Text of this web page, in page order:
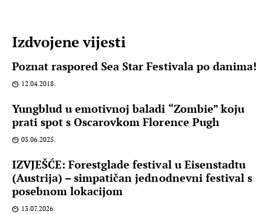
Izdvojene vijesti
Poznat raspored Sea Star Festivala po danima!
12.04.2018.
Yungblud u emotivnoj baladi “Zombie” koju
prati spot s Oscarovkom Florence Pugh
03.06.2025.
IZVJEŠĆE: Forestglade festival u Eisenstadtu
(Austrija) – simpatičan jednodnevni festival s
posebnom lokacijom
13.07.2026.